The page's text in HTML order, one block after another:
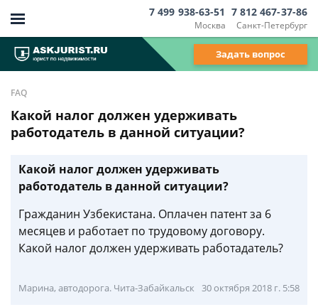
Москва
7 499 938-63-51
Санкт-Петербург
7 812 467-37-86
Задать вопрос
FAQ
Какой налог должен удерживать
работодатель в данной ситуации?
Какой налог должен удерживать
работодатель в данной ситуации?
Гражданин Узбекистана. Оплачен патент за 6
месяцев и работает по трудовому договору.
Какой налог должен удерживать работадатель?
Марина, автодорога. Чита-Забайкальск 30 октября 2018 г. 5:58